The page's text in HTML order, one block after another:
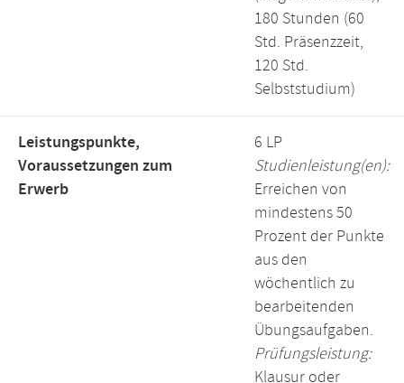
180 Stunden (60
Std. Präsenzzeit,
120 Std.
Selbststudium)
Leistungspunkte,
Voraussetzungen zum
Erwerb
6 LP
Studienleistung(en):
Erreichen von
mindestens 50
Prozent der Punkte
aus den
wöchentlich zu
bearbeitenden
Übungsaufgaben.
Prüfungsleistung:
Klausur oder